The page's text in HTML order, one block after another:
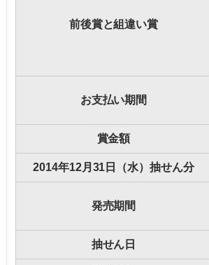
前後賞と組違い賞
お支払い期間
賞金額
2014年12月31日（水）抽せん分
発売期間
抽せん日